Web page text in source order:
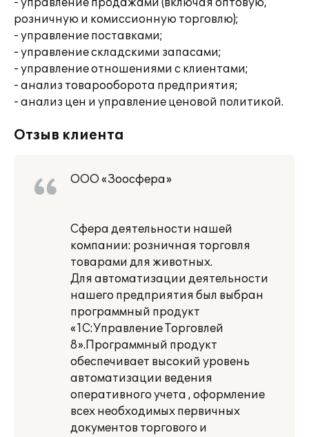
- управление продажами (включая оптовую,
розничную и комиссионную торговлю);
- управление поставками;
- управление складскими запасами;
- управление отношениями с клиентами;
- анализ товарооборота предприятия;
- анализ цен и управление ценовой политикой.
Отзыв клиента
ООО «Зоосфера»
Сфера деятельности нашей
компании: розничная торговля
товарами для животных.
Для автоматизации деятельности
нашего предприятия был выбран
программный продукт
«1С:Управление Торговлей
8».Программный продукт
обеспечивает высокий уровень
автоматизации ведения
оперативного учета , оформление
всех необходимых первичных
документов торгового и